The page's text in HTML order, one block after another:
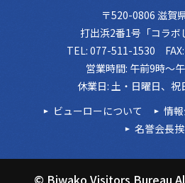
〒520-0806 滋賀
打出浜2番1号「コラボ
TEL: 077-511-1530
営業時間: 午前9時～
休業日: 土・日曜日、祝
ビューローについて
情
名誉会長
© Biwako Visitors Bureau